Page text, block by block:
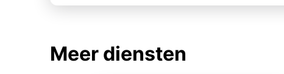
Meer diensten